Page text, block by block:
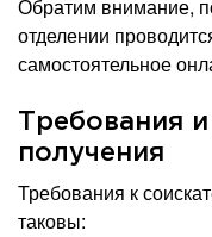
Обратим внимание,
отделении
самостоятельное
Требования
получения
Требования к
таковы: